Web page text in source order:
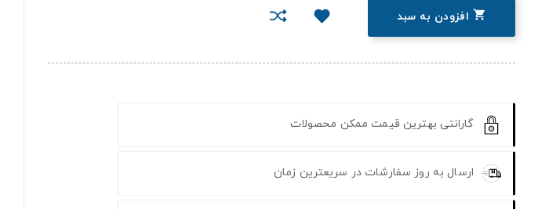
 افزودن به سبد
گارانتی بهترین قیمت ممکن محصولات
ارسال به روز سفارشات در سریعترین زمان